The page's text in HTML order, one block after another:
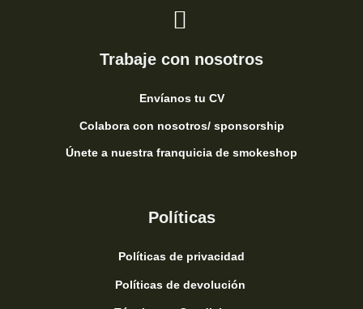
Trabaje con nosotros
Envíanos tu CV
Colabora con nosotros/ sponsorship
Únete a nuestra franquicia de smokeshop
Políticas
Políticas de privacidad
Políticas de devolución